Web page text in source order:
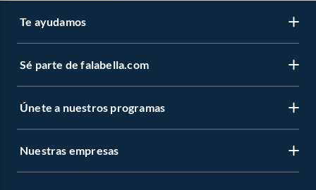
Te ayudamos
Sé parte de falabella.com
Únete a nuestros programas
Nuestras empresas